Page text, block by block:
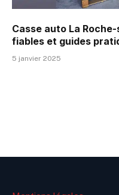
Casse auto La
fiables et guides
5 janvier 2025